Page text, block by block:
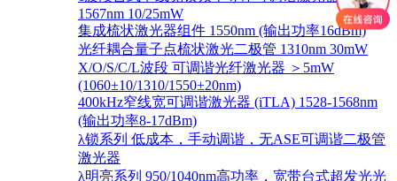
1567nm 10/25mW
集成梳状激光器组件 1550nm (输出功率16dBm)
光纤耦合量子点梳状激光二极管 1310nm 30mW
X/O/S/C/L波段 可调谐光纤激光器 ＞5mW
(1060±10/1310/1550±20nm)
400kHz窄线宽可调谐激光器 (iTLA) 1528-1568nm
(输出功率8-17dBm)
λ锁系列 低成本，手动调谐，无ASE可调谐二极管
激光器
λ明亮系列 950/1040nm高功率，宽带台式超发光光